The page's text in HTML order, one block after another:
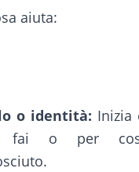
aiuta:
o identità: Inizia
fai o per